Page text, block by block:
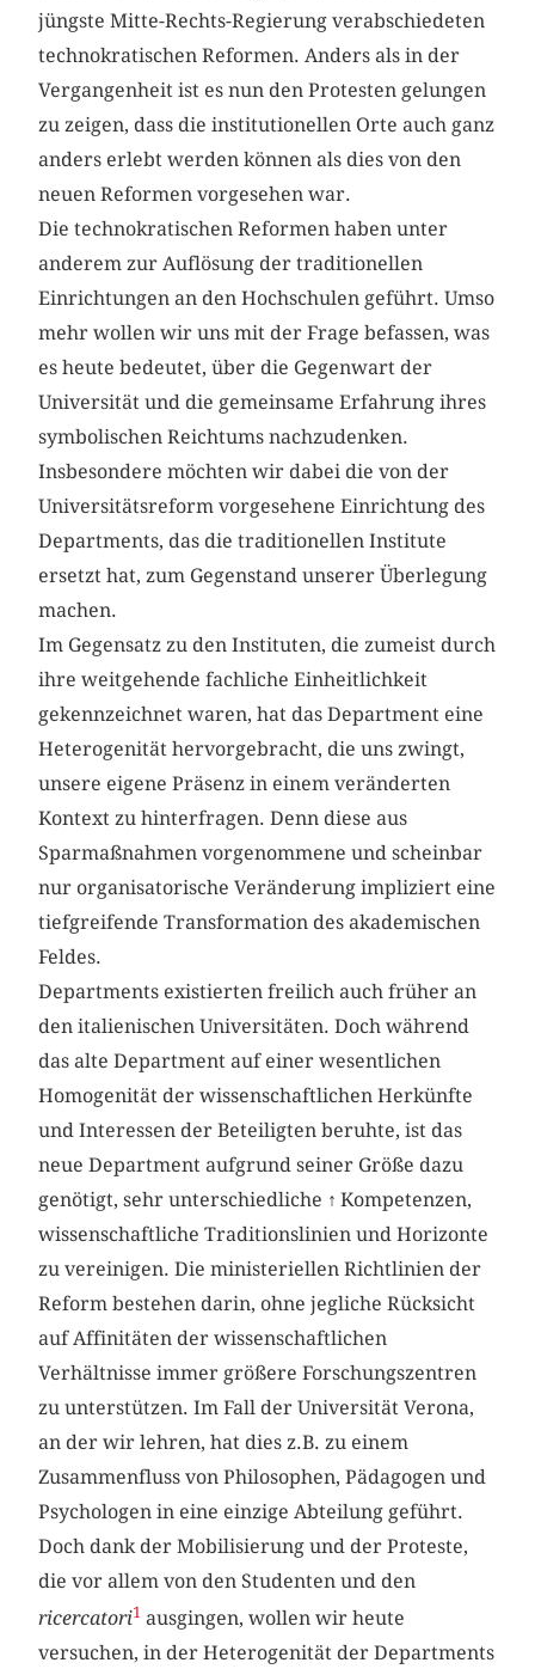
jüngste Mitte-Rechts-Regierung verabschiedeten
technokratischen Reformen. Anders als in der
Vergangenheit ist es nun den Protesten gelungen
zu zeigen, dass die institutionellen Orte auch ganz
anders erlebt werden können als dies von den
neuen Reformen vorgesehen war.
Die technokratischen Reformen haben unter
anderem zur Auflösung der traditionellen
Einrichtungen an den Hochschulen geführt. Umso
mehr wollen wir uns mit der Frage befassen, was
es heute bedeutet, über die Gegenwart der
Universität und die gemeinsame Erfahrung ihres
symbolischen Reichtums nachzudenken.
Insbesondere möchten wir dabei die von der
Universitätsreform vorgesehene Einrichtung des
Departments, das die traditionellen Institute
ersetzt hat, zum Gegenstand unserer Überlegung
machen.
Im Gegensatz zu den Instituten, die zumeist durch
ihre weitgehende fachliche Einheitlichkeit
gekennzeichnet waren, hat das Department eine
Heterogenität hervorgebracht, die uns zwingt,
unsere eigene Präsenz in einem veränderten
Kontext zu hinterfragen. Denn diese aus
Sparmaßnahmen vorgenommene und scheinbar
nur organisatorische Veränderung impliziert eine
tiefgreifende Transformation des akademischen
Feldes.
Departments existierten freilich auch früher an
den italienischen Universitäten. Doch während
das alte Department auf einer wesentlichen
Homogenität der wissenschaftlichen Herkünfte
und Interessen der Beteiligten beruhte, ist das
neue Department aufgrund seiner Größe dazu
genötigt, sehr unterschiedliche ↑Kompetenzen,
wissenschaftliche Traditionslinien und Horizonte
zu vereinigen. Die ministeriellen Richtlinien der
Reform bestehen darin, ohne jegliche Rücksicht
auf Affinitäten der wissenschaftlichen
Verhältnisse immer größere Forschungszentren
zu unterstützen. Im Fall der Universität Verona,
an der wir lehren, hat dies z.B. zu einem
Zusammenfluss von Philosophen, Pädagogen und
Psychologen in eine einzige Abteilung geführt.
Doch dank der Mobilisierung und der Proteste,
die vor allem von den Studenten und den
ricercatori1 ausgingen, wollen wir heute
versuchen, in der Heterogenität der Departments